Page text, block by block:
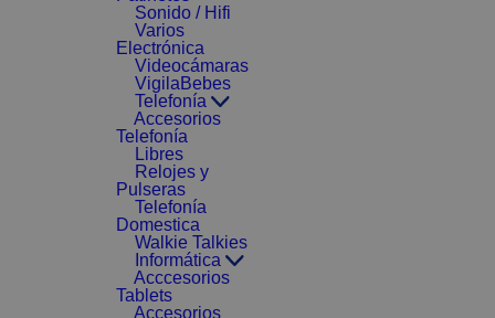
Sonido / Hifi
Varios
Electrónica
Videocámaras
VigilaBebes
Telefonía
Accesorios
Telefonía
Libres
Relojes y
Pulseras
Telefonía
Domestica
Walkie Talkies
Informática
Acccesorios
Tablets
Accesorios